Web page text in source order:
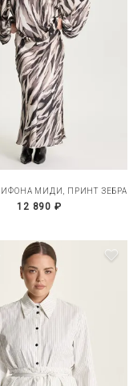
МИДИ, ПРИНТ ЗЕБРА
12 890 ₽